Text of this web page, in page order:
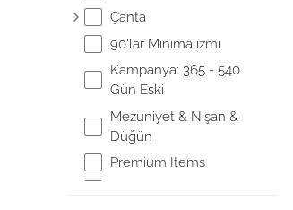
Çanta
90'lar Minimalizmi
Kampanya: 365 - 540
Gün Eski
Mezuniyet & Nişan &
Düğün
Premium Items